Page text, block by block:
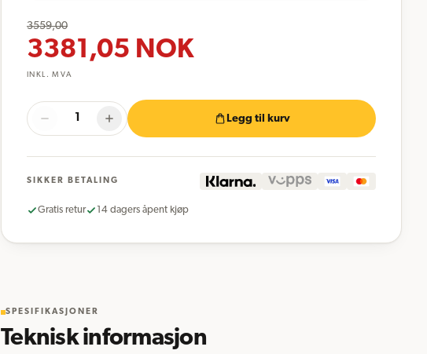
3559,00
3381,05 NOK
INKL. MVA
Legg til kurv
SIKKER BETALING
Gratis retur 14 dagers åpent kjøp
SPESIFIKASJONER
Teknisk informasjon